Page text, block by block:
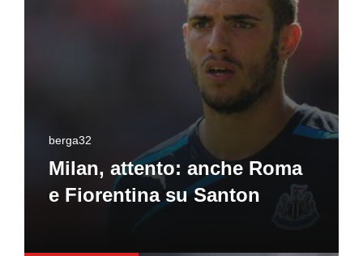
berga32
Milan, attento: anche Roma
e Fiorentina su Santon